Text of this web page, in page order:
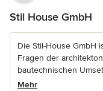
Stil House GmbH
Die Stil-House GmbH
Fragen der
bautechnischen
Mehr